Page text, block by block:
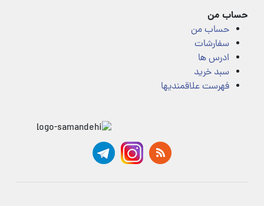
حساب من
حساب من
سفارشات
ادرس ها
سبد خرید
فهرست علاقمندیها